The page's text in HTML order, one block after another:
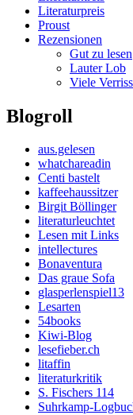
Literaturpreis
Proust
Rezensionen
Gut zu lesen
Lauter Lob
Viele
Blogroll
aus.gelesen
whatchareadin
Centi bastelt
kaffeehaussitzer
Birgit Böllinger
literaturleuchtet
Lesen mit Links
intellectures
Bonaventura
Das graue Sofa
glasperlenspiel13
Lesarten
54books
Kiwi-Blog
lesefieber.ch
litaffin
literaturkritik
S. Fischers 114
Suhrkamp-